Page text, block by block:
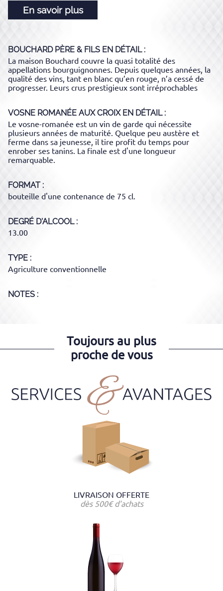
En savoir plus
BOUCHARD PÈRE & FILS EN DÉTAIL :
La maison Bouchard couvre la quasi totalité des
appellations bourguignonnes. Depuis quelques années, la
qualité des vins, tant en blanc qu’en rouge, n’a cessé de
progresser. Leurs crus prestigieux sont irréprochables
VOSNE ROMANÉE AUX CROIXEN DÉTAIL :
Le vosne-romanée est un vin de garde qui nécessite
plusieurs années de maturité. Quelque peu austère et
ferme dans sa jeunesse, il tire profit du temps pour
enrober ses tanins. La finale est d'une longueur
remarquable.
FORMAT
bouteille d'une contenance de 75 cl.
DEGRÉ D'ALCOOL
13.00
TYPE
Agriculture conventionnelle
NOTES :
Toujours au plus
proche de vous
LIVRAISON OFFERTE
dès 500€ d'achats